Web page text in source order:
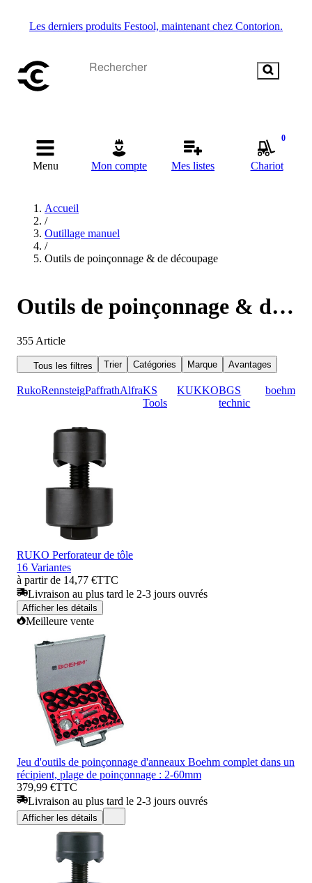
Les derniers produits Festool, maintenant chez Contorion.
Menu Mon compte Mes listes
0
Chariot
Accueil
/
Outillage manuel
/
Outils de poinçonnage & de découpage
Outils de poinçonnage & de
découpage
355 Article
Tous les filtres Trier Catégories Marque Avantages
RukoRennsteigPaffrathAlfraKS
Tools
KUKKOBGS
technic
boehm
RUKO Perforateur de tôle
16 Variantes
à partir de 14,77 €TTC
Livraison au plus tard le 2-3 jours ouvrés
Afficher les détails
Meilleure vente
Jeu d'outils de poinçonnage d'anneaux Boehm complet dans un
récipient, plage de poinçonnage : 2-60mm
379,99 €TTC
Livraison au plus tard le 2-3 jours ouvrés
Afficher les détails